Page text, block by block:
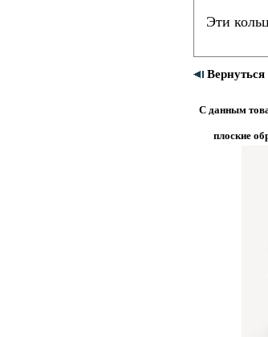
Эти
Вернуться
С данным
плоские